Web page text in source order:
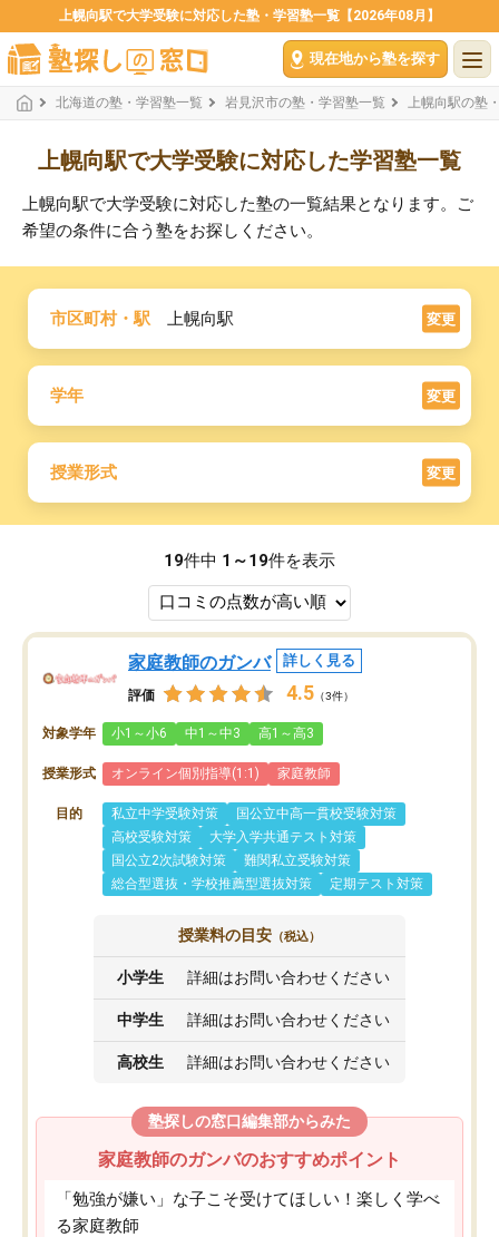
上幌向駅で大学受験に対応した塾・学習塾一覧【2026年08月】
現在地から塾を探す
北海道の塾・学習塾一覧 岩見沢市の塾・学習塾一覧 上幌向駅の塾
上幌向駅で大学受験に対応した学習塾一覧
上幌向駅で大学受験に対応した塾の一覧結果となります。ご
希望の条件に合う塾をお探しください。
市区町村・駅 上幌向駅 変更
学年 変更
授業形式 変更
19件中 1～19件を表示
家庭教師のガンバ 詳しく見る
評価 4.5 （3件）
対象学年 小1～小6 中1～中3 高1～高3
授業形式 オンライン個別指導(1:1) 家庭教師
目的 私立中学受験対策
国公立中高一貫校受験対策
高校受験対策
大学入学共通テスト対策
国公立2次試験対策
難関私立受験対策
総合型選抜・学校推薦型選抜対策
定期テスト対策
授業料の目安 （税込）
小学生 詳細はお問い合わせください
中学生 詳細はお問い合わせください
高校生 詳細はお問い合わせください
塾探しの窓口編集部からみた
家庭教師のガンバのおすすめポイント
「勉強が嫌い」な子こそ受けてほしい！楽しく学べ
る家庭教師